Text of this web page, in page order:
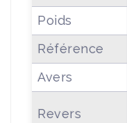
Poids
Référence
Avers
Revers